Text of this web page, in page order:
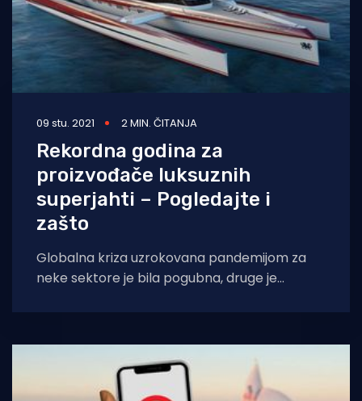
09 stu. 2021 2 MIN. ČITANJA
Rekordna godina za
proizvođače luksuznih
superjahti – Pogledajte i
zašto
Globalna kriza uzrokovana pandemijom za
neke sektore je bila pogubna, druge je
nenadano vinula